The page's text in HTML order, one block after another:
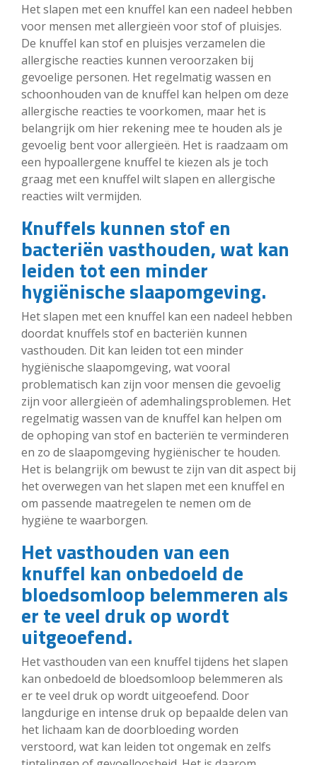
Het slapen met een knuffel kan een nadeel hebben
voor mensen met allergieën voor stof of pluisjes.
De knuffel kan stof en pluisjes verzamelen die
allergische reacties kunnen veroorzaken bij
gevoelige personen. Het regelmatig wassen en
schoonhouden van de knuffel kan helpen om deze
allergische reacties te voorkomen, maar het is
belangrijk om hier rekening mee te houden als je
gevoelig bent voor allergieën. Het is raadzaam om
een hypoallergene knuffel te kiezen als je toch
graag met een knuffel wilt slapen en allergische
reacties wilt vermijden.
Knuffels kunnen stof en
bacteriën vasthouden, wat kan
leiden tot een minder
hygiënische slaapomgeving.
Het slapen met een knuffel kan een nadeel hebben
doordat knuffels stof en bacteriën kunnen
vasthouden. Dit kan leiden tot een minder
hygiënische slaapomgeving, wat vooral
problematisch kan zijn voor mensen die gevoelig
zijn voor allergieën of ademhalingsproblemen. Het
regelmatig wassen van de knuffel kan helpen om
de ophoping van stof en bacteriën te verminderen
en zo de slaapomgeving hygiënischer te houden.
Het is belangrijk om bewust te zijn van dit aspect bij
het overwegen van het slapen met een knuffel en
om passende maatregelen te nemen om de
hygiëne te waarborgen.
Het vasthouden van een
knuffel kan onbedoeld de
bloedsomloop belemmeren als
er te veel druk op wordt
uitgeoefend.
Het vasthouden van een knuffel tijdens het slapen
kan onbedoeld de bloedsomloop belemmeren als
er te veel druk op wordt uitgeoefend. Door
langdurige en intense druk op bepaalde delen van
het lichaam kan de doorbloeding worden
verstoord, wat kan leiden tot ongemak en zelfs